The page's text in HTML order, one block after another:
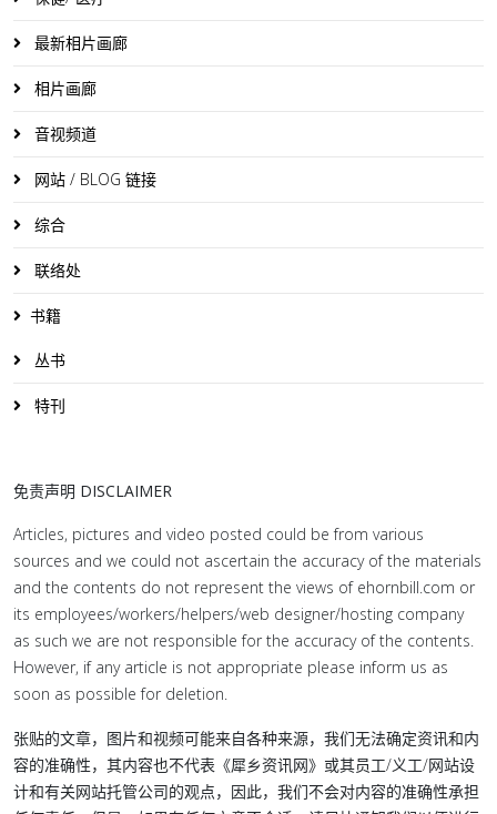
最新相片画廊
相片画廊
音视频道
网站 / BLOG 链接
综合
联络处
书籍
丛书
特刊
免责声明 DISCLAIMER
Articles, pictures and video posted could be from various
sources and we could not ascertain the accuracy of the materials
and the contents do not represent the views of ehornbill.com or
its employees/workers/helpers/web designer/hosting company
as such we are not responsible for the accuracy of the contents.
However, if any article is not appropriate please inform us as
soon as possible for deletion.
张贴的文章，图片和视频可能来自各种来源，我们无法确定资讯和内
容的准确性，其内容也不代表《犀乡资讯网》或其员工/义工/网站设
计和有关网站托管公司的观点，因此，我们不会对内容的准确性承担